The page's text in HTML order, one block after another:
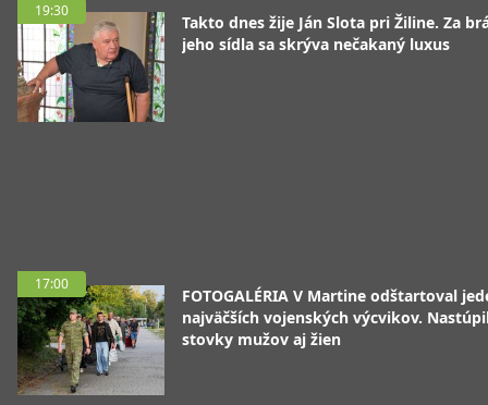
19:30
Takto dnes žije Ján Slota pri Žiline. Za
jeho sídla sa skrýva nečakaný luxus
17:00
FOTOGALÉRIA V Martine odštartoval
najväčších vojenských výcvikov.
stovky mužov aj žien